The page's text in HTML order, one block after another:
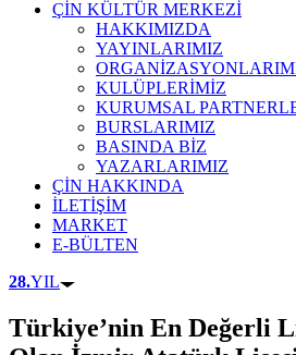
ÇİN KÜLTÜR MERKEZİ
HAKKIMIZDA
YAYINLARIMIZ
KULÜPLERİMİZ
KURUMSAL
BURSLARIMIZ
BASINDA BİZ
YAZARLARIMIZ
ÇİN HAKKINDA
İLETİŞİM
MARKET
E-BÜLTEN
28.YIL
Türkiye’nin En Değerli